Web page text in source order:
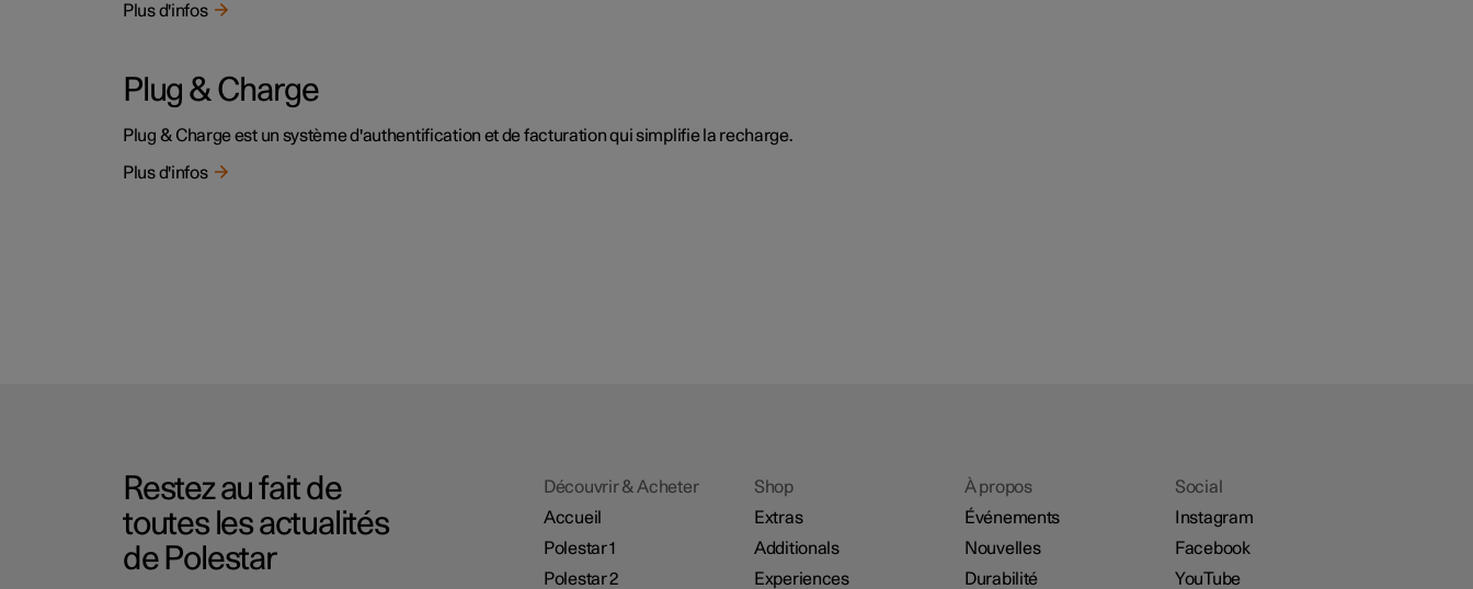
Plus d'infos
Plug & Charge
Plug & Charge est un système d'authentification et de facturation qui simplifie la recharge.
Plus d'infos
Restez au fait de
toutes les actualités
de Polestar
Découvrir & Acheter
Accueil
Polestar 1
Polestar 2
Shop
Extras
Additionals
Experiences
À propos
Événements
Nouvelles
Durabilité
Social
Instagram
Facebook
YouTube